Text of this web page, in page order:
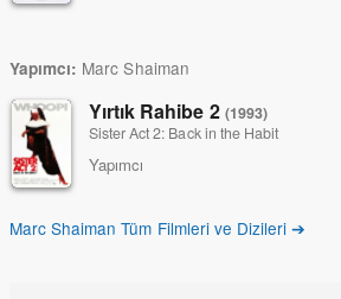
Yapımcı: Marc Shaiman
Yırtık Rahibe 2 (1993)
Sister Act 2: Back in the Habit
Yapımcı
Marc Shaiman Tüm Filmleri ve Dizileri ➔